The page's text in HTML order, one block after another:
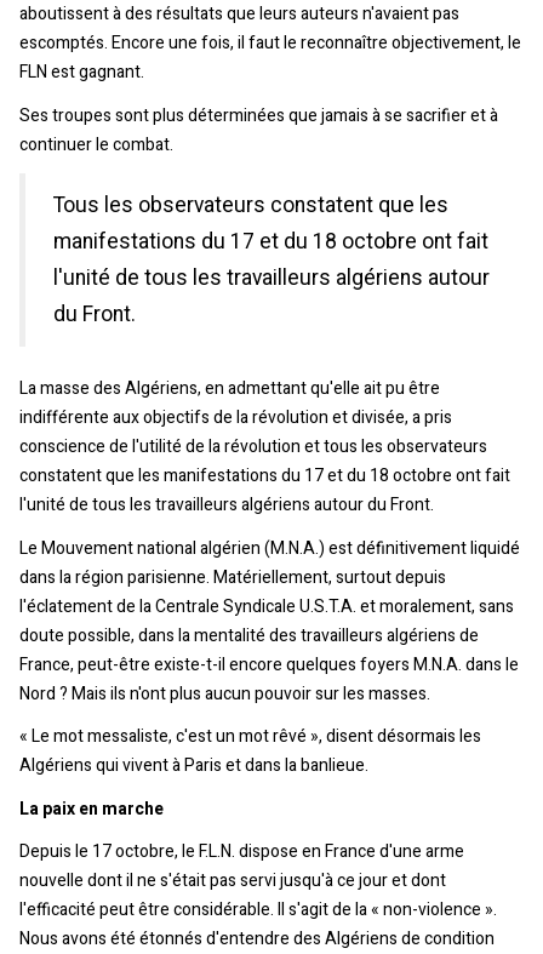
aboutissent à des résultats que leurs auteurs n'avaient pas
escomptés. Encore une fois, il faut le reconnaître objectivement, le
FLN est gagnant.
Ses troupes sont plus déterminées que jamais à se sacrifier et à
continuer le combat.
Tous les observateurs constatent que les
manifestations du 17 et du 18 octobre ont fait
l'unité de tous les travailleurs algériens autour
du Front.
La masse des Algériens, en admettant qu'elle ait pu être
indifférente aux objectifs de la révolution et divisée, a pris
conscience de l'utilité de la révolution et tous les observateurs
constatent que les manifestations du 17 et du 18 octobre ont fait
l'unité de tous les travailleurs algériens autour du Front.
Le Mouvement national algérien (M.N.A.) est définitivement liquidé
dans la région parisienne. Matériellement, surtout depuis
l'éclatement de la Centrale Syndicale U.S.T.A. et moralement, sans
doute possible, dans la mentalité des travailleurs algériens de
France, peut-être existe-t-il encore quelques foyers M.N.A. dans le
Nord ? Mais ils n'ont plus aucun pouvoir sur les masses.
« Le mot messaliste, c'est un mot rêvé », disent désormais les
Algériens qui vivent à Paris et dans la banlieue.
La paix en marche
Depuis le 17 octobre, le F.L.N. dispose en France d'une arme
nouvelle dont il ne s'était pas servi jusqu'à ce jour et dont
l'efficacité peut être considérable. Il s'agit de la « non-violence ».
Nous avons été étonnés d'entendre des Algériens de condition